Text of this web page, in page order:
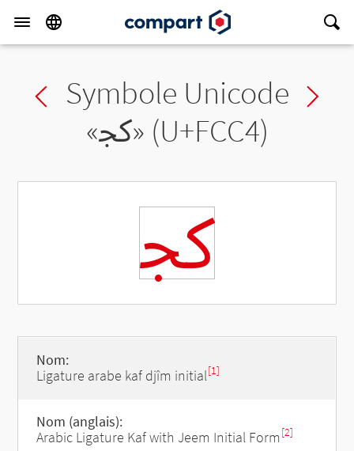
Previous char
Symbole Unicode
«ﳄ» (U+FCC4)
ﳄ
Nom:
Ligature arabe kaf djîm initial[1]
Nom (anglais):
Arabic Ligature Kaf with Jeem Initial Form [2]